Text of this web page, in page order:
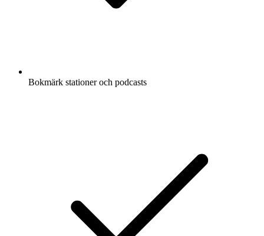
Bokmärk stationer och podcasts